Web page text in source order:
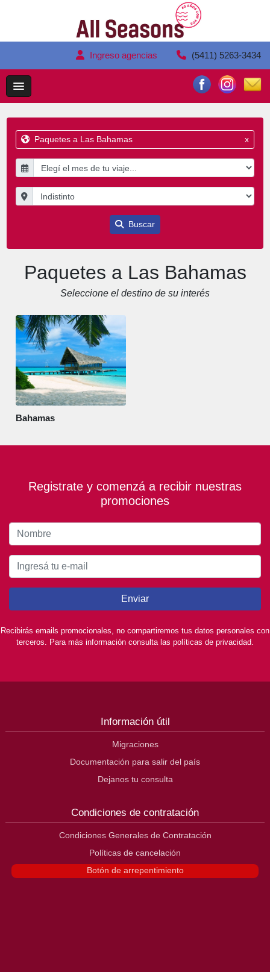
Ingreso agencias (5411) 5263-3434
Paquetes a Las Bahamas x
Buscar
Paquetes a Las Bahamas
Seleccione el destino de su interés
Bahamas
Registrate y comenzá a recibir nuestras
promociones
Enviar
Recibirás emails promocionales, no compartiremos tus datos personales con
terceros. Para más información consulta las políticas de privacidad.
Información útil
Migraciones
Documentación para salir del país
Dejanos tu consulta
Condiciones de contratación
Condiciones Generales de Contratación
Políticas de cancelación
Botón de arrepentimiento